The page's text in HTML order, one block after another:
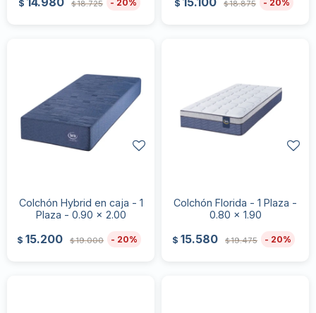
$ $18.725 20 $ $18.875 20
Colchón Hybrid en caja - 1
Plaza - 0.90 x 2.00
$ 15.200 $19.000 20
Colchón Florida - 1 Plaza -
0.80 x 1.90
$ 15.580 $19.475 20